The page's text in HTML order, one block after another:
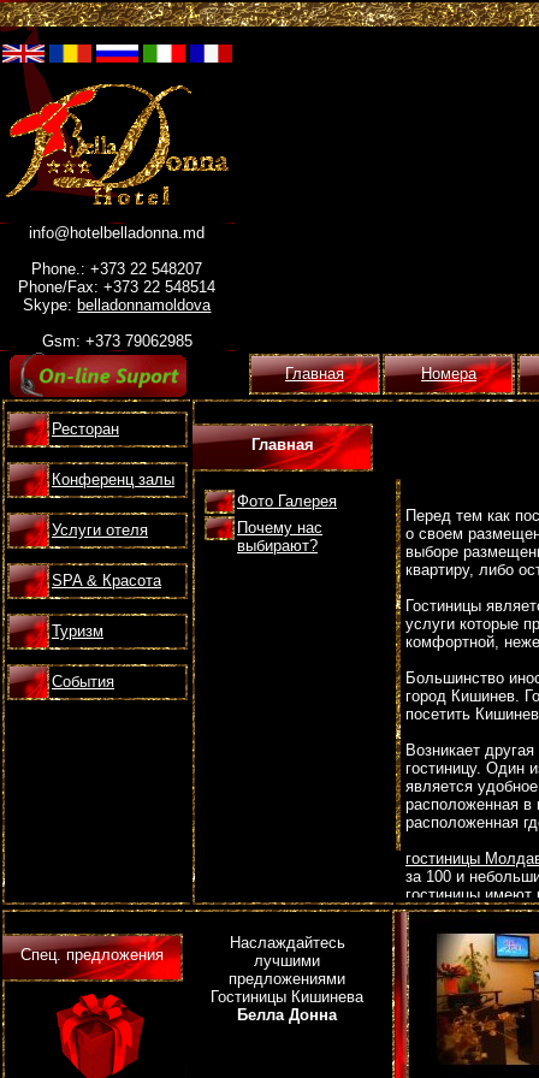
info@hotelbelladonna.md
Phone.: +373 22 548207
Phone/Fax: +373 22 548514
Skype: belladonnamoldova
Gsm: +373 79062985
Главная
Номера
Ресторан
Конференц залы
Услуги отеля
SPA & Красота
Туризм
События
Главная
Фото Галерея
Почему нас
выбирают?
Перед тем как
о своем
выборе
квартиру, либо
Гостиницы
услуги которые
комфортной,
Большинство
город Кишинев.
посетить
Возникает
гостиницу. Один
является
расположенная в
расположенная
гостиницы
за 100 и
гостиницы имеют
следовательно,
относиться
там
Благодаря тому,
вы можете быть
будет всегда
Так же при
Спец. предложения
Наслаждайтесь
лучшими
предложениями
Гостиницы Кишинева
Белла Донна